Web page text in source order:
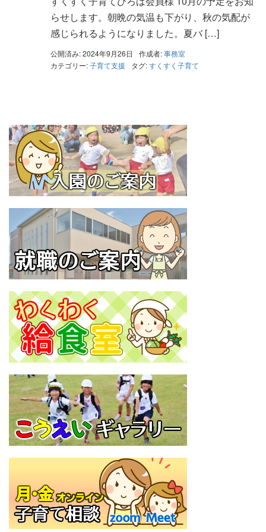
らせします。朝晩の気温も下がり、秋の気配が
感じられるようになりました。夏バ […]
公開済み: 2024年9月26日 作成者:事務室
カテゴリー:子育て支援 タグ:すくすく子育て